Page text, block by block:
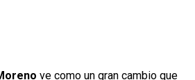
ve como un gran cambio que